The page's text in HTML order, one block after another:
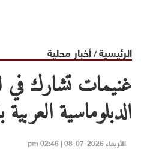
الرئيسية/أخبار محلية
غنيمات تشارك في
الدبلوماسية
الأربعاء 2026-07-08 | 02:46 pm